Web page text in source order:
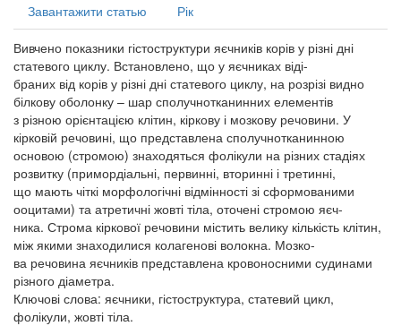
Завантажити статью Рік
Вивчено показники гістоструктури яєчників корів у різні дні
статевого циклу. Встановлено, що у яєчниках віді-
браних від корів у різні дні статевого циклу, на розрізі видно
білкову оболонку – шар сполучнотканинних елементів
з різною орієнтацією клітин, кіркову і мозкову речовини. У
кірковій речовині, що представлена сполучнотканинною
основою (стромою) знаходяться фолікули на різних стадіях
розвитку (примордіальні, первинні, вторинні і третинні,
що мають чіткі морфологічні відмінності зі сформованими
ооцитами) та атретичні жовті тіла, оточені стромою яєч-
ника. Строма кіркової речовини містить велику кількість клітин,
між якими знаходилися колагенові волокна. Мозко-
ва речовина яєчників представлена кровоносними судинами
різного діаметра.
Ключові слова: яєчники, гістоструктура, статевий цикл,
фолікули, жовті тіла.